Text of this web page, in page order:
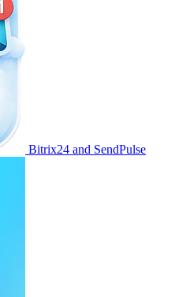
Bitrix24 and SendPulse